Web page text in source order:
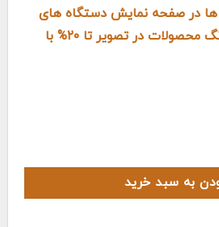
ها در صفحه نمایش دستگاه های
مختلف، ممکن است رنگ محصولات در تصویر تا ۲۰% با
به سبد خرید